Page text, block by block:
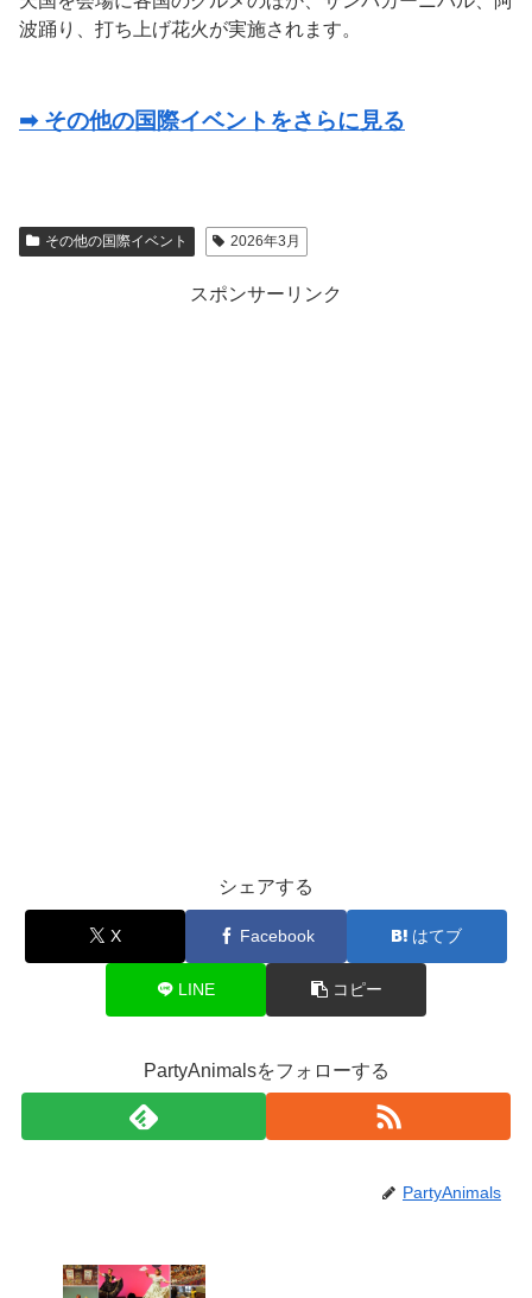
波踊り、打ち上げ花火が実施されます。
➡ その他の国際イベントをさらに見る
その他の国際イベント 2026年3月
スポンサーリンク
シェアする
X Facebook はてブ
LINE コピー
PartyAnimalsをフォローする
PartyAnimals